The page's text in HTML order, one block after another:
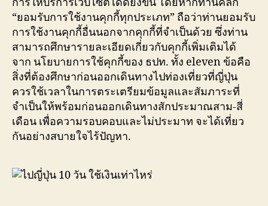
“ยอมรับการใช้งานคุกกี้ทุกประเภท” ถือว่าท่านยอมรับ
การใช้งานคุกกี้อื่นนอกจากคุกกี้ที่จำเป็นด้วย ซึ่งท่าน
สามารถศึกษารายละเอียดเกี่ยวกับคุกกี้เพิ่มเติมได้
จาก นโยบายการใช้คุกกี้ของ ธปท. ทั้ง eleven ข้อคือ
สิ่งที่ต้องศึกษาก่อนออกเดินทางไปท่องเที่ยวที่ญี่ปุ่น
ควรใช้เวลาในการตระเตรียมข้อมูลและสัมภาระที่
จำเป็นให้พร้อมก่อนออกเดินทางสักประมาณสาม-สี่
เดือน เพื่อความรอบคอบและไม่ประมาท จะได้เที่ยว
กันอย่างสบายใจไร้ปัญหา.